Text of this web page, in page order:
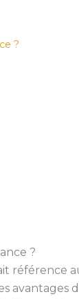
?
?
avantages